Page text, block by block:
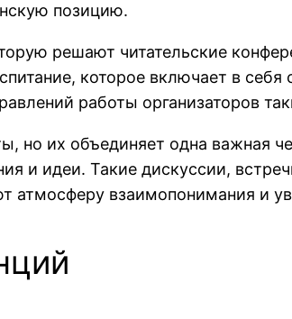
позицию.
решают читательские
которое включает в
работы организаторов
но их объединяет одна важная
и идеи. Такие дискуссии,
атмосферу взаимопонимания и